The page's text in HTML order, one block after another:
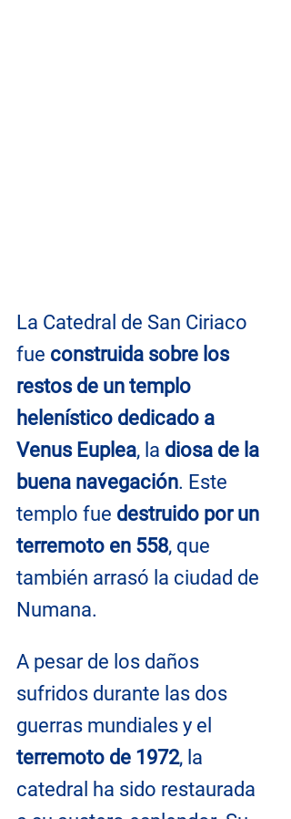
La Catedral de San Ciriaco
fue construida sobre los
restos de un templo
helenístico dedicado a
Venus Euplea, la diosa de la
buena navegación. Este
templo fue destruido por un
terremoto en 558, que
también arrasó la ciudad de
Numana.
A pesar de los daños
sufridos durante las dos
guerras mundiales y el
terremoto de 1972, la
catedral ha sido restaurada